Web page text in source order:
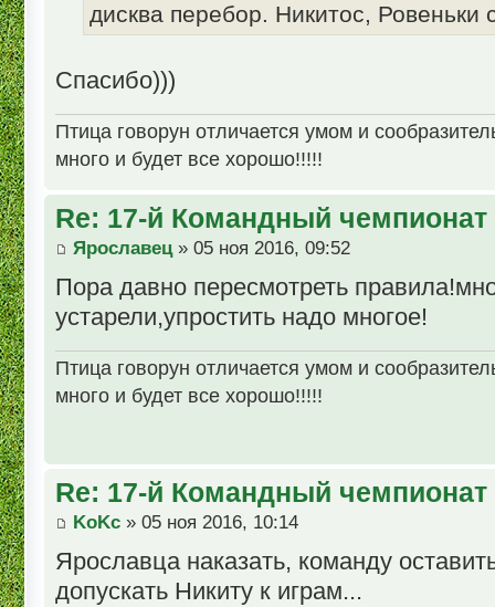
дисква перебор. Никитос, Ровеньки
Спасибо)))
Птица говорун отличается умом и
много и будет все хорошо!!!!!
Re: 17-й Командный чемпионат
Ярославец» 05 ноя 2016, 09:52
Пора давно пересмотреть
устарели,упростить надо многое!
Птица говорун отличается умом и
много и будет все хорошо!!!!!
Re: 17-й Командный чемпионат
KoKc » 05 ноя 2016, 10:14
Ярославца наказать, команду
допускать Никиту к играм...